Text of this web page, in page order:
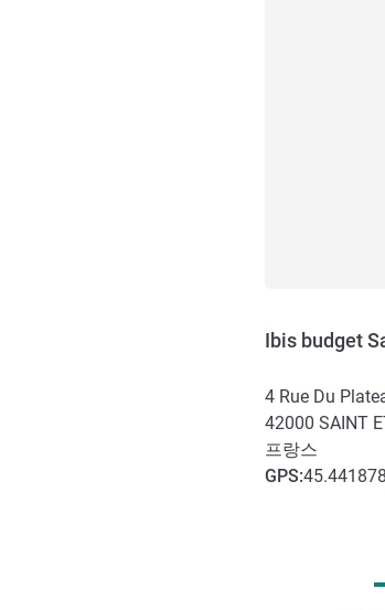
Ibis budget
4 Rue Du
42000 SAINT
프랑스
GPS: